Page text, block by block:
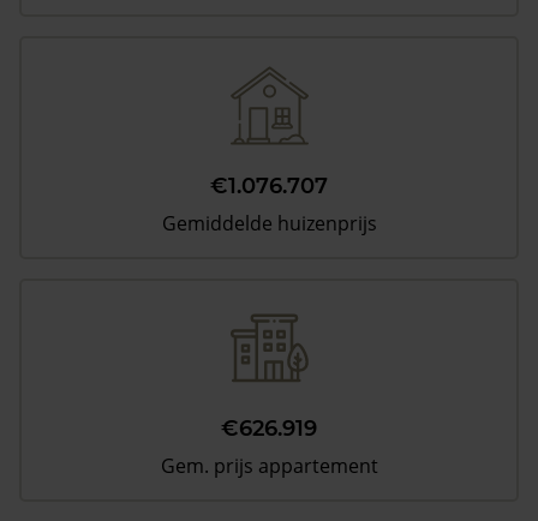
€1.076.707
Gemiddelde huizenprijs
€626.919
Gem. prijs appartement